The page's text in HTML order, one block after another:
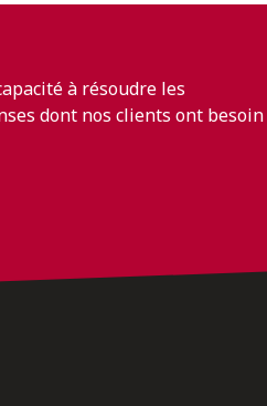
à résoudre les
dont nos clients ont besoin